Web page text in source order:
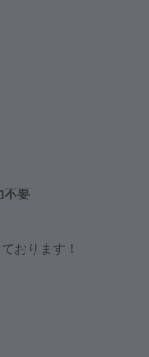
不要
おります！